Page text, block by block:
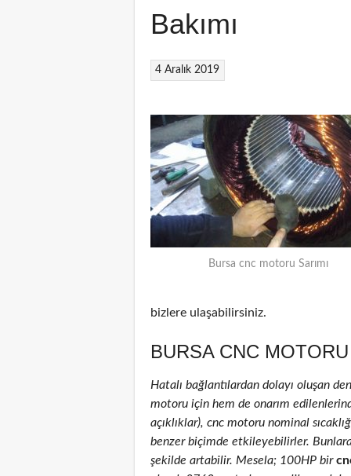
Bakımı
4 Aralık 2019
Bursa cnc motoru Sarımı
bizlere ulaşabilirsiniz.
BURSA CNC
Hatalı bağlantılardan dolayı oluşan
motoru için hem de onarım
açıklıklar), cnc motoru nominal
benzer biçimde etkileyebilirler.
şekilde artabilir. Mesela; 100HP bir